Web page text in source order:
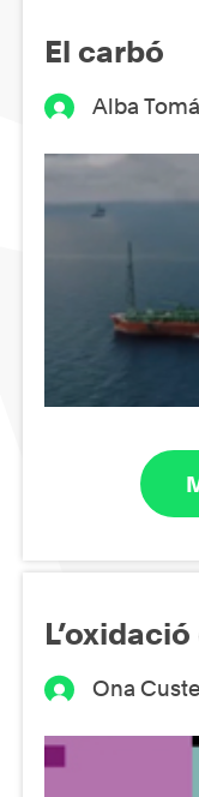
El carbó
Alba
Ona